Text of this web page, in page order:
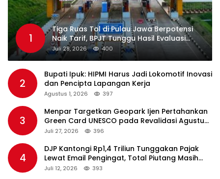
1
Tiga Ruas Tol di Pulau Jawa Berpotensi
Naik Tarif, BPJT Tunggu Hasil Evaluasi
Standar Pelayanan
Juli 28, 2026 400
2
Bupati Ipuk: HIPMI Harus Jadi Lokomotif Inovasi
dan Pencipta Lapangan Kerja
Agustus 1, 2026 397
3
Menpar Targetkan Geopark Ijen Pertahankan
Green Card UNESCO pada Revalidasi Agustus
2026
Juli 27, 2026 396
4
DJP Kantongi Rp1,4 Triliun Tunggakan Pajak
Lewat Email Pengingat, Total Piutang Masih
Rp36 Triliun
Juli 12, 2026 393